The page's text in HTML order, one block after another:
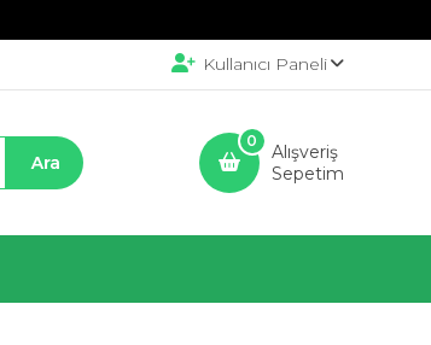
Kullanıcı Paneli
Alışveriş
Sepetim
0